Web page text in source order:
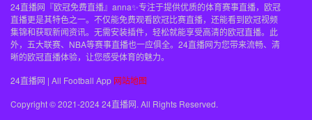
24直播网『欧冠免费直播』anna✨专注于提供优质的体育赛事直播，欧冠
直播更是其特色之一。不仅能免费观看欧冠比赛直播，还能看到欧冠视频
集锦和获取新闻资讯。无需安装插件，轻松就能享受高清的欧冠直播。此
外，五大联赛、NBA等赛事直播也一应俱全。24直播网为您带来流畅、清
晰的欧冠直播体验，让您感受体育的魅力。
24直播网 | All Football App 网站地图
Copyright © 2021-2024 24直播网. All Rights Reserved.